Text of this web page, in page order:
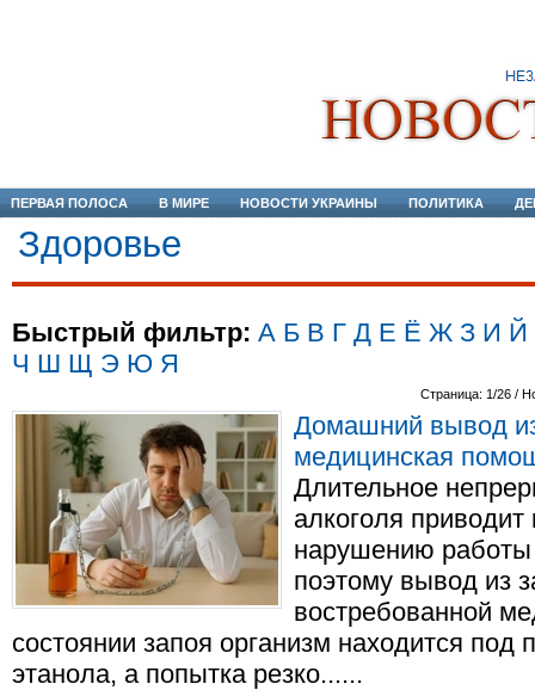
ПЕРВАЯ ПОЛОСА В МИРЕ НОВОСТИ УКРАИНЫ ПОЛИТИКА
Здоровье
Быстрый фильтр: А Б В Г Д Е Ё Ж З И Й
Ч Ш Щ Э Ю Я
Страница: 1/26 /
Домашний вывод
медицинская
Длительное
алкоголя
нарушению
поэтому вывод из
востребованной
состоянии запоя организм находится
этанола, а попытка резко......